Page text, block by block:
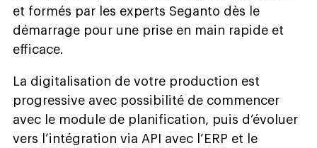
et formés par les experts Seganto dès le
démarrage pour une prise en main rapide et
efficace.
La digitalisation de votre production est
progressive avec possibilité de commencer
avec le module de planification, puis d’évoluer
vers l’intégration via API avec l’ERP et le